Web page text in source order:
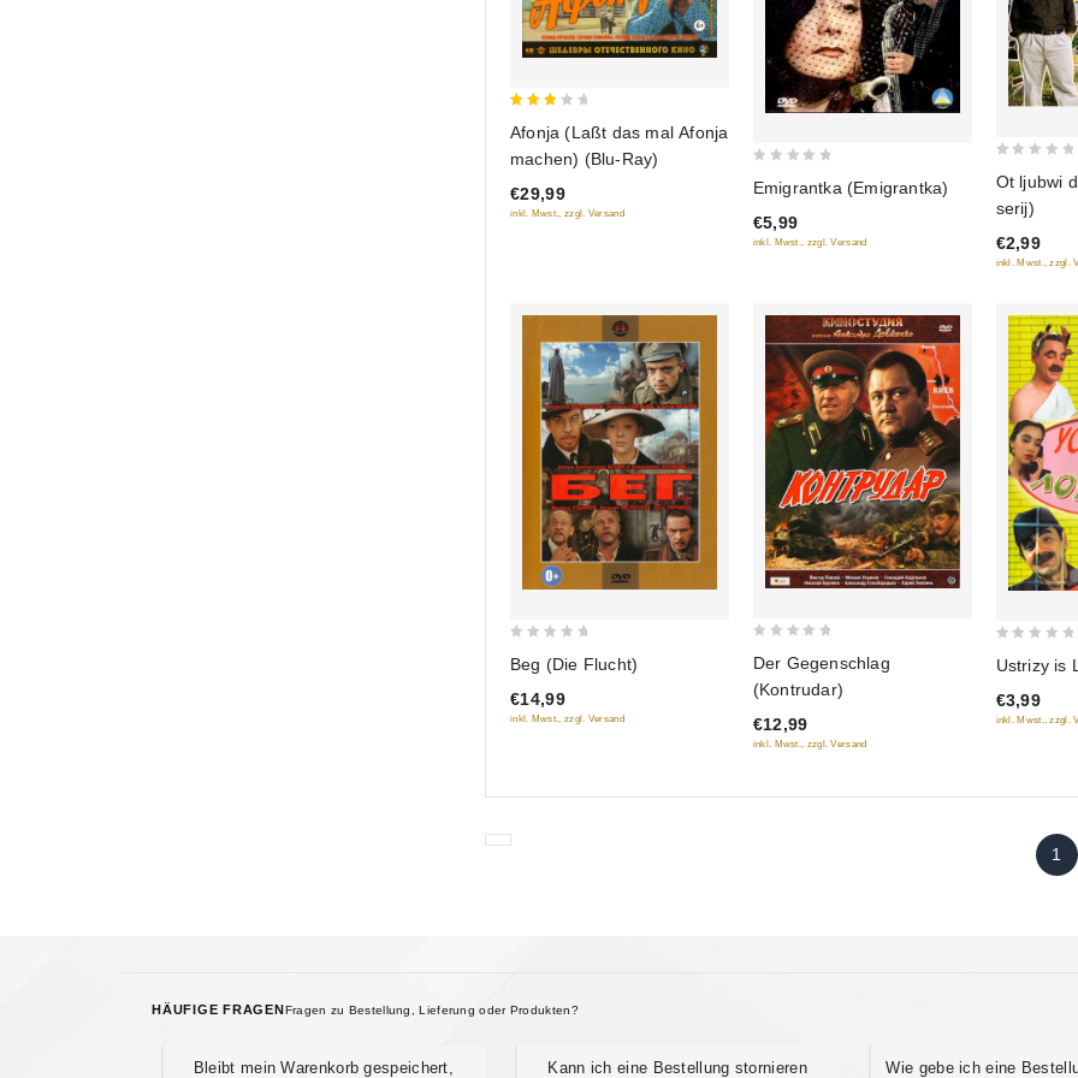
of 5
Afonja (Laßt das mal Afonja
machen) (Blu-Ray)
€29,99
inkl. Mwst., zzgl. Versand
of
5
Emigrantka (Emigrantka)
€5,99
inkl. Mwst., zzgl. Versand
out
of
5
Ot ljubwi
serij)
€2,99
inkl. Mwst., zzgl.
out
of
5
Beg (Die Flucht)
€14,99
inkl. Mwst., zzgl. Versand
of
5
Der Gegenschlag
(Kontrudar)
€12,99
inkl. Mwst., zzgl. Versand
of
5
Ustrizy is
€3,99
inkl. Mwst., zzgl.
1
HÄUFIGE FRAGENFragen zu Bestellung, Lieferung oder Produkten?
Bleibt mein Warenkorb gespeichert, Kann ich eine Bestellung stornieren Wie gebe ich eine